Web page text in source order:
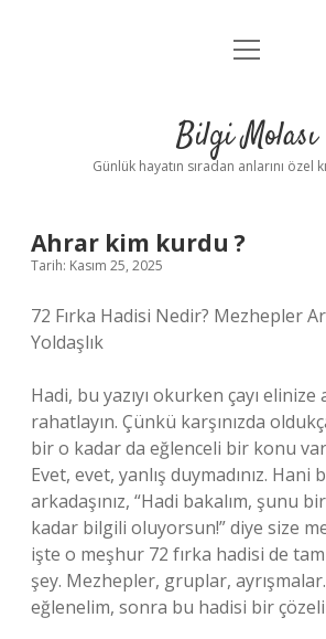
Anasayfa
Yasal Uyarı
menüyü
Bilgi Molası
Günlük hayatın sıradan anlarını özel
Ahrar kim kurdu ?
Tarih: Kasım 25, 2025
72 Fırka Hadisi Nedir? Mezhepler
Yoldaşlık
Hadi, bu yazıyı okurken çayı elinize
rahatlayın. Çünkü karşınızda
bir o kadar da eğlenceli bir konu
Evet, evet, yanlış duymadınız. Hani
arkadaşınız, “Hadi bakalım, şunu
kadar bilgili oluyorsun!” diye size
işte o meşhur 72 fırka hadisi de
şey. Mezhepler, gruplar,
eğlenelim, sonra bu hadisi bir